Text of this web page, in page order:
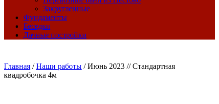
Закругленные
Фундаменты
Беседки
Дачные постройки
Главная /Наши работы /Июнь 2023 // Стандартная
квадробочка 4м